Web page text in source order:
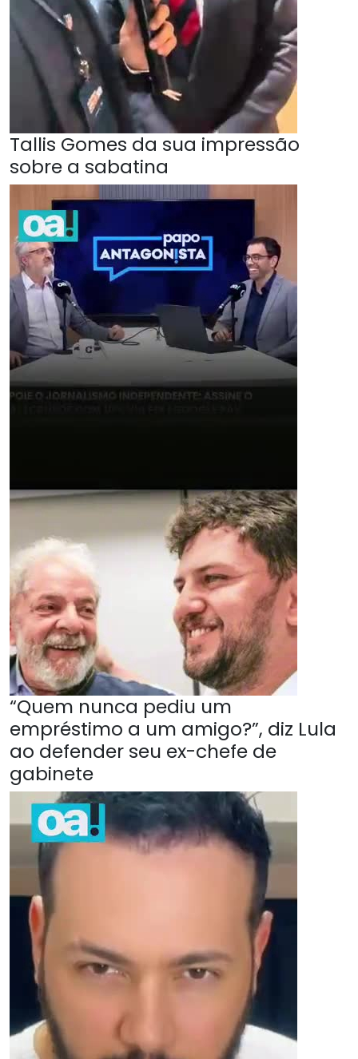
Tallis Gomes da sua impressão
sobre a sabatina
“Quem nunca pediu um
empréstimo a um amigo?”, diz Lula
ao defender seu ex-chefe de
gabinete